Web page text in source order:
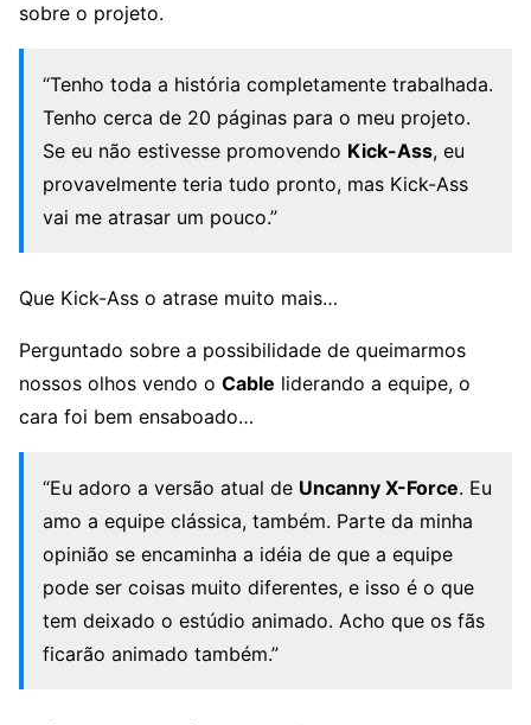
sobre o projeto.
“Tenho toda a história completamente trabalhada.
Tenho cerca de 20 páginas para o meu projeto.
Se eu não estivesse promovendo Kick-Ass, eu
provavelmente teria tudo pronto, mas Kick-Ass
vai me atrasar um pouco.”
Que Kick-Ass o atrase muito mais…
Perguntado sobre a possibilidade de queimarmos
nossos olhos vendo o Cable liderando a equipe, o
cara foi bem ensaboado…
“Eu adoro a versão atual de Uncanny X-Force. Eu
amo a equipe clássica, também. Parte da minha
opinião se encaminha a idéia de que a equipe
pode ser coisas muito diferentes, e isso é o que
tem deixado o estúdio animado. Acho que os fãs
ficarão animado também.”